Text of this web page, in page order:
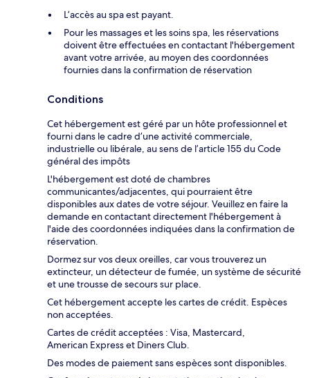
L’accès au spa est payant.
Pour les massages et les soins spa, les réservations
doivent être effectuées en contactant l'hébergement
avant votre arrivée, au moyen des coordonnées
fournies dans la confirmation de réservation
Conditions
Cet hébergement est géré par un hôte professionnel et
fourni dans le cadre d’une activité commerciale,
industrielle ou libérale, au sens de l’article 155 du Code
général des impôts
L'hébergement est doté de chambres
communicantes/adjacentes, qui pourraient être
disponibles aux dates de votre séjour. Veuillez en faire la
demande en contactant directement l'hébergement à
l'aide des coordonnées indiquées dans la confirmation de
réservation.
Dormez sur vos deux oreilles, car vous trouverez un
extincteur, un détecteur de fumée, un système de sécurité
et une trousse de secours sur place.
Cet hébergement accepte les cartes de crédit. Espèces
non acceptées.
Cartes de crédit acceptées : Visa, Mastercard,
American Express et Diners Club.
Des modes de paiement sans espèces sont disponibles.